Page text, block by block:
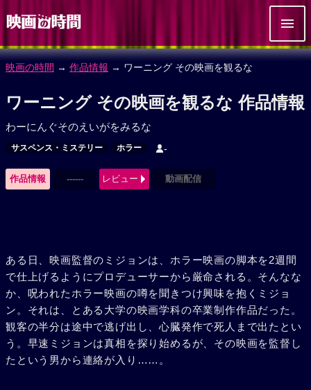
映画の時間 → 作品情報 → ワーニング その映画を観るな
ワーニング その映画を観るな 作品情報
わーにんぐそのえいがをみるな
サスペンス・ミステリー ホラー -
作品情報 ------ レビュー 動画配信
ある日、映画監督のミジョンは、ホラー映画の脚本を2週間
で仕上げるようにプロデューサーから厳命される。そんなな
か、呪われたホラー映画の噂を聞きつけ興味を抱くミジョ
ン。それは、とある大学の映画学科の卒業制作作品だった。
観客の半分は途中で逃げ出し、心臓発作で死人まで出たとい
う。早速ミジョンは真相を探り始めるが、その映画を監督し
たという男から連絡が入り……。